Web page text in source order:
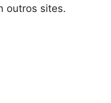
outros sites.